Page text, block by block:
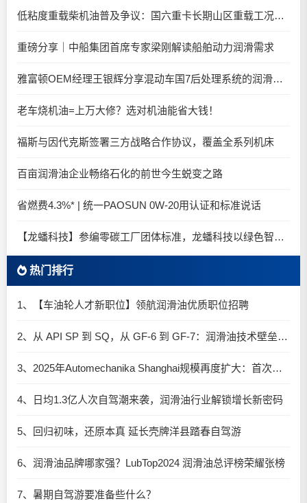
低粘度重载柴机油普及争议：国六重卡长期山区重载工况是否适合0W-20柴油机油？
重磅分享｜中船集团首席专家梁刚解读船舶动力润滑需求
雅富顿OEM经理王银辉分享混动车国7后处理系统的润滑油要求
老车烧机油=上万大修？选对机油能省大钱！
福斯与因代克斯签署三方战略合作协议，覆盖全系列机床
百亩润滑油企业畅络石化的前世今生蜕变之路
省燃费4.3%* | 统一PAOSUN 0W-20用认证和标准说话
【龙蟠科技】参编零碳工厂团体标准，龙蟠科技以绿色智造锚定零碳未来
热门排行
1、【车油轮人才新职位】领航润滑油优质职位招聘
2、从 API SP 到 SQ，从 GF-6 到 GF-7：润滑油技术壁垒再升高，你准备好了吗？
3、2025年Automechanika Shanghai规模再度扩大：首次启用国家会展中心（上海）全部15个展馆
4、日均1.3亿人次自驾潮来袭，润滑油行业解锁增长新密码​
5、回归初味，还原本真 延长壳牌洋县踏春自驾游
6、润滑油品牌哪家强？LubTop2024 润滑油总评榜荣耀张榜
7、暑期自驾游要准备些什么？